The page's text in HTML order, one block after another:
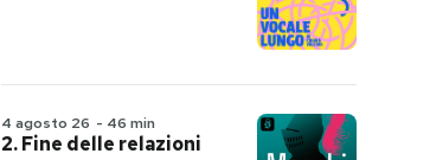
4 agosto 26 - 46 min
2. Fine delle relazioni